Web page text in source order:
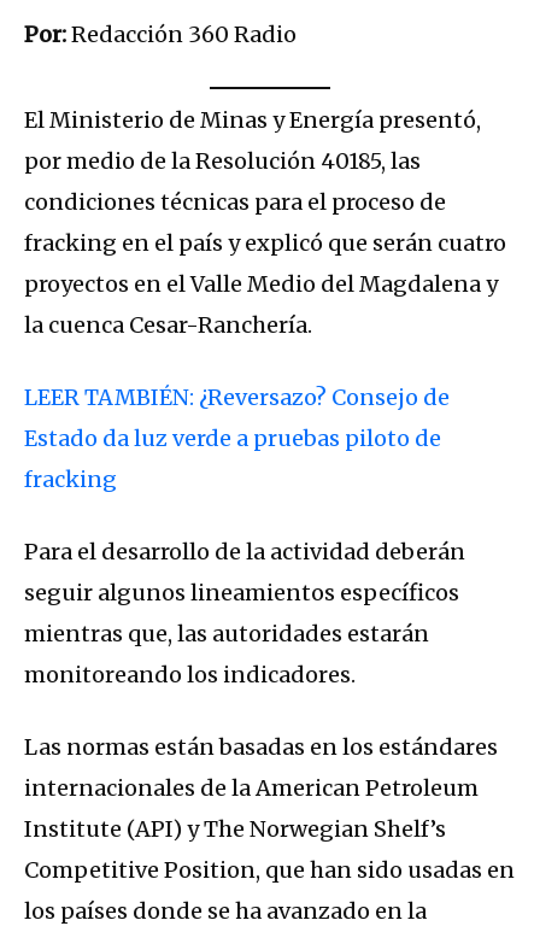
Por:Redacción 360 Radio
El Ministerio de Minas y Energía presentó,
por medio de la Resolución 40185, las
condiciones técnicas para el proceso de
fracking en el país y explicó que serán cuatro
proyectos en el Valle Medio del Magdalena y
la cuenca Cesar-Ranchería.
LEER TAMBIÉN: ¿Reversazo? Consejo de
Estado da luz verde a pruebas piloto de
fracking
Para el desarrollo de la actividad deberán
seguir algunos lineamientos específicos
mientras que, las autoridades estarán
monitoreando los indicadores.
Las normas están basadas en los estándares
internacionales de la American Petroleum
Institute (API) y The Norwegian Shelf’s
Competitive Position, que han sido usadas en
los países donde se ha avanzado en la